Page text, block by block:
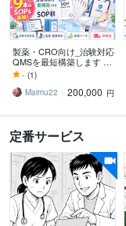
製薬・CRO向け_治験対応
QMSを最短構築します 9
本のSOPsを追加！治験体
制即構築できるSOP群を
即納品！
- (1)
Maimu22
200,000 円
定番サービス